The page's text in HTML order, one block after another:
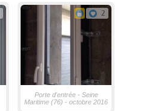
2
Porte d'entrée - Seine
Maritime (76) - octobre 2016